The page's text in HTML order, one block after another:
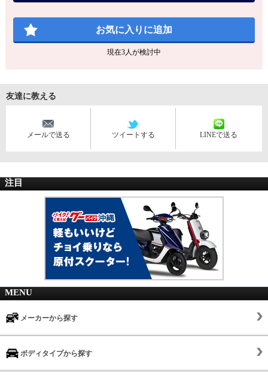
お気に入りに追加
現在3人が検討中
友達に教える
メールで送る ツイートする LINEで送る
注目
MENU
メーカーから探す
ボディタイプから探す